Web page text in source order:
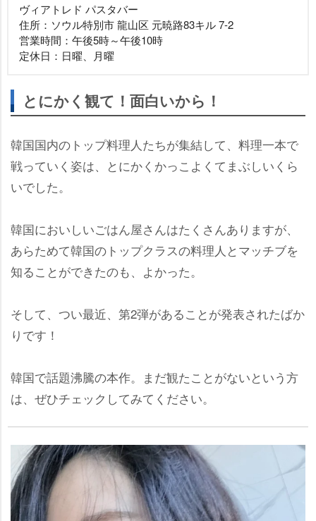
ヴィアトレド パスタバー
住所：ソウル特別市 龍山区 元暁路83キル 7-2
営業時間：午後5時～午後10時
定休日：日曜、月曜
とにかく観て！面白いから！
韓国国内のトップ料理人たちが集結して、料理一本で
戦っていく姿は、とにかくかっこよくてまぶしいくら
いでした。
韓国においしいごはん屋さんはたくさんありますが、
あらためて韓国のトップクラスの料理人とマッチブを
知ることができたのも、よかった。
そして、つい最近、第2弾があることが発表されたばか
りです！
韓国で話題沸騰の本作。まだ観たことがないという方
は、ぜひチェックしてみてください。